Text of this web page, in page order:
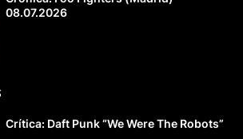
08.07.2026
Crítica: Daft Punk “We Were The Robots”